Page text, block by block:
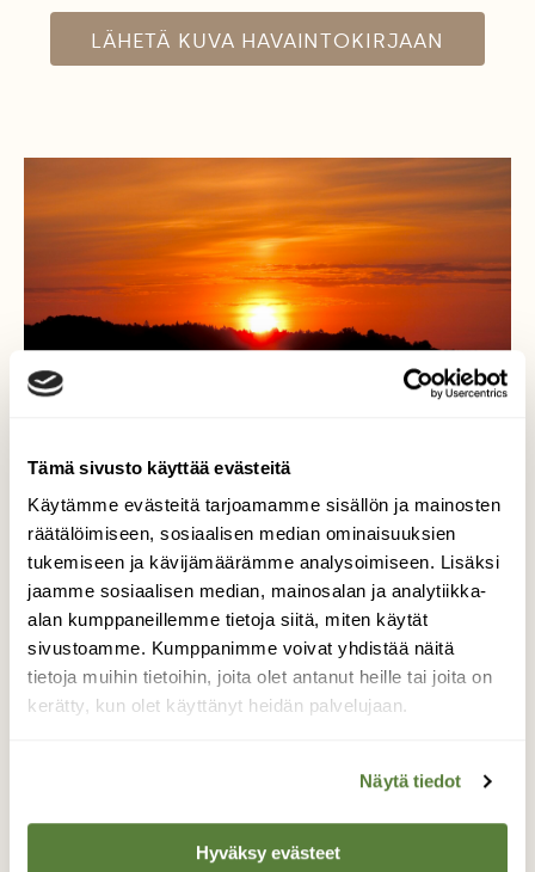
Tämä sivusto käyttää evästeitä
Käytämme evästeitä tarjoamamme sisällön ja mainosten
räätälöimiseen, sosiaalisen median ominaisuuksien
tukemiseen ja kävijämäärämme analysoimiseen. Lisäksi
jaamme sosiaalisen median, mainosalan ja analytiikka-
alan kumppaneillemme tietoja siitä, miten käytät
sivustoamme. Kumppanimme voivat yhdistää näitä
tietoja muihin tietoihin, joita olet antanut heille tai joita on
kerätty, kun olet käyttänyt heidän palvelujaan.
Näytä tiedot
Hyväksy evästeet
LÄHETÄ KUVA HAVAINTOKIRJAAN
Auringonnousu
Auringonnousu Ruissalon Kuuva 4.6.2026
Turku
Valokuvaaja: Juhani Peltonen, Turku 4.6.2026